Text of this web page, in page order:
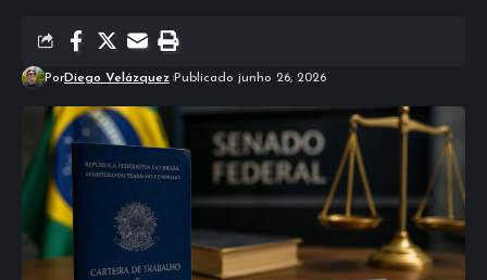
PorDiego Velázquez Publicado junho 26, 2026